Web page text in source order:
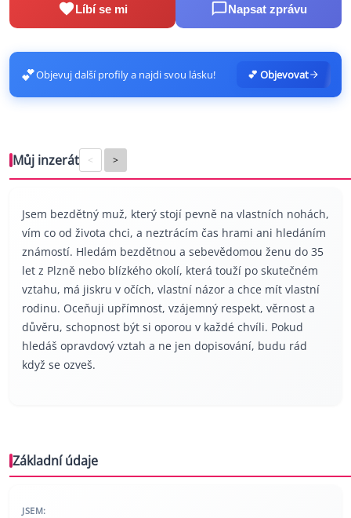
Líbí se mi Napsat zprávu
💕Objevuj další profily a najdi svou lásku! 💕 Objevovat
Můj inzerát < >
Jsem bezdětný muž, který stojí pevně na vlastních nohách,
vím co od života chci, a neztrácím čas hrami ani hledáním
známostí. Hledám bezdětnou a sebevědomou ženu do 35
let z Plzně nebo blízkého okolí, která touží po skutečném
vztahu, má jiskru v očích, vlastní názor a chce mít vlastní
rodinu. Oceňuji upřímnost, vzájemný respekt, věrnost a
důvěru, schopnost být si oporou v každé chvíli. Pokud
hledáš opravdový vztah a ne jen dopisování, budu rád
když se ozveš.
Základní údaje
JSEM: